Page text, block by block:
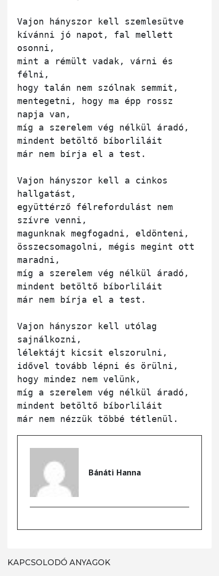
Vajon hányszor kell szemlesütve
kívánni jó napot, fal mellett
osonni,
mint a rémült vadak, várni és
félni,
hogy talán nem szólnak semmit,
mentegetni, hogy ma épp rossz
napja van,
míg a szerelem vég nélkül áradó,
mindent betöltő bíborliláit
már nem bírja el a test.
Vajon hányszor kell a cinkos
hallgatást,
együttérző félrefordulást nem
szívre venni,
magunknak megfogadni, eldönteni,
összecsomagolni, mégis megint ott
maradni,
míg a szerelem vég nélkül áradó,
mindent betöltő bíborliláit
már nem bírja el a test.
Vajon hányszor kell utólag
sajnálkozni,
lélektájt kicsit elszorulni,
idővel tovább lépni és örülni,
hogy mindez nem velünk,
míg a szerelem vég nélkül áradó,
mindent betöltő bíborliláit
Bánáti Hanna
KAPCSOLODÓ ANYAGOK